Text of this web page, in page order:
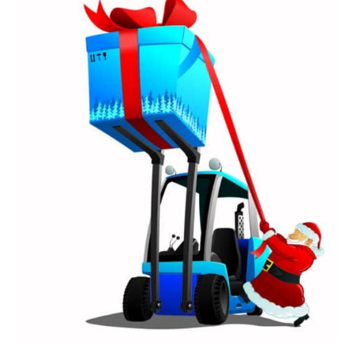
Contatti
Chi siamo